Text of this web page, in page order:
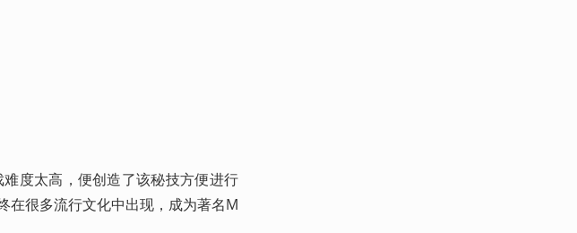
度太高，便创造了该秘技方便进行
在很多流行文化中出现，成为著名M